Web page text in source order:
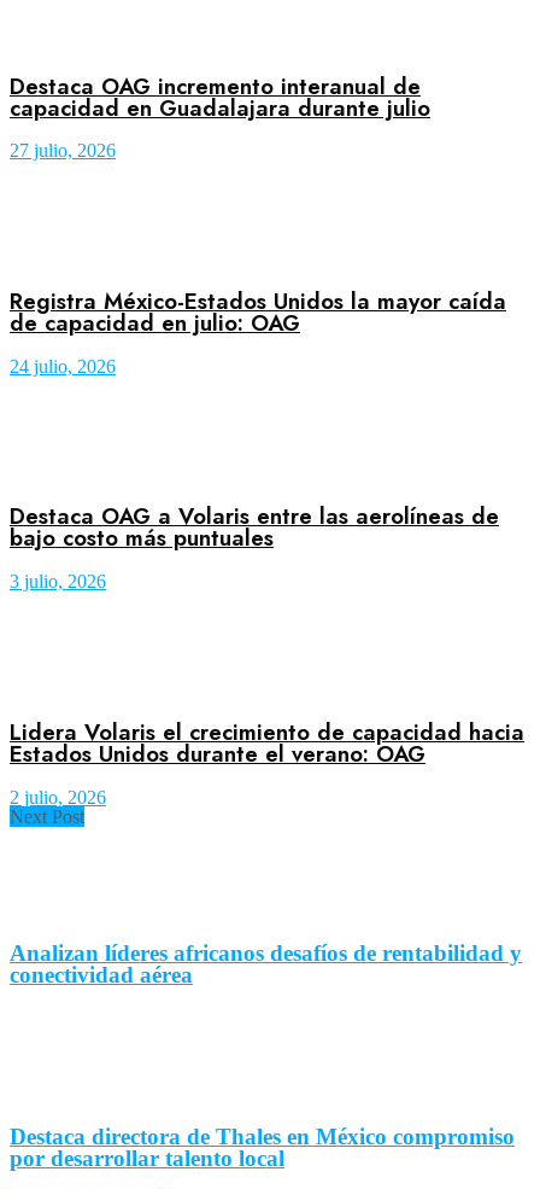
Destaca OAG incremento interanual de
capacidad en Guadalajara durante julio
27 julio, 2026
Registra México-Estados Unidos la mayor caída
de capacidad en julio: OAG
24 julio, 2026
Destaca OAG a Volaris entre las aerolíneas de
bajo costo más puntuales
3 julio, 2026
Lidera Volaris el crecimiento de capacidad hacia
Estados Unidos durante el verano: OAG
2 julio, 2026
Next Post
Analizan líderes africanos desafíos de rentabilidad y
conectividad aérea
Destaca directora de Thales en México compromiso
por desarrollar talento local